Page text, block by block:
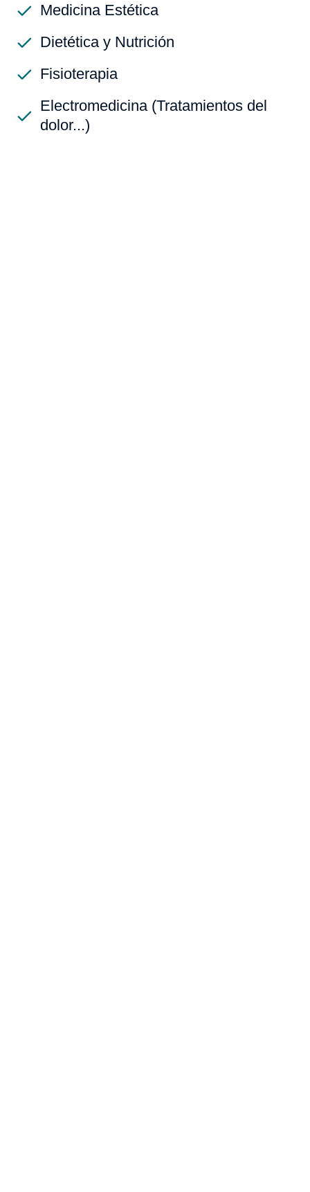
Medicina Estética
Dietética y Nutrición
Fisioterapia
Electromedicina (Tratamientos del
dolor...)